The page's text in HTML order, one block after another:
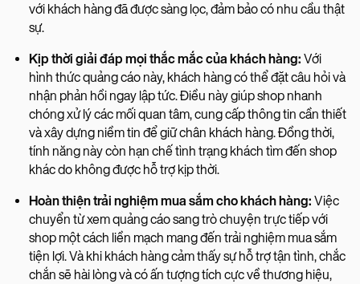
với khách hàng đã được sàng lọc, đảm bảo có nhu cầu thật
sự.
Kịp thời giải đáp mọi thắc mắc của khách hàng: Với
hình thức quảng cáo này, khách hàng có thể đặt câu hỏi và
nhận phản hồi ngay lập tức. Điều này giúp shop nhanh
chóng xử lý các mối quan tâm, cung cấp thông tin cần thiết
và xây dựng niềm tin để giữ chân khách hàng. Đồng thời,
tính năng này còn hạn chế tình trạng khách tìm đến shop
khác do không được hỗ trợ kịp thời.
Hoàn thiện trải nghiệm mua sắm cho khách hàng: Việc
chuyển từ xem quảng cáo sang trò chuyện trực tiếp với
shop một cách liền mạch mang đến trải nghiệm mua sắm
tiện lợi. Và khi khách hàng cảm thấy sự hỗ trợ tận tình, chắc
chắn sẽ hài lòng và có ấn tượng tích cực về thương hiệu,